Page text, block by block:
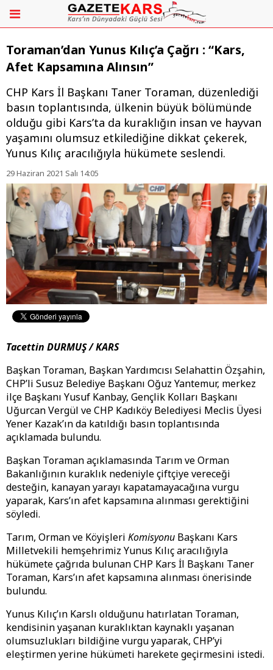
Toraman’dan Yunus Kılıç’a Çağrı : “Kars,
Afet Kapsamına Alınsın”
CHP Kars İl Başkanı Taner Toraman, düzenlediği
basın toplantısında, ülkenin büyük bölümünde
olduğu gibi Kars’ta da kuraklığın insan ve hayvan
yaşamını olumsuz etkilediğine dikkat çekerek,
Yunus Kılıç aracılığıyla hükümete seslendi.
29 Haziran 2021 Salı 14:05
Tacettin DURMUŞ / KARS
Başkan Toraman, Başkan Yardımcısı Selahattin Özşahin,
CHP’li Susuz Belediye Başkanı Oğuz Yantemur, merkez
ilçe Başkanı Yusuf Kanbay, Gençlik Kolları Başkanı
Uğurcan Vergül ve CHP Kadıköy Belediyesi Meclis Üyesi
Yener Kazak’ın da katıldığı basın toplantısında
açıklamada bulundu.
Başkan Toraman açıklamasında Tarım ve Orman
Bakanlığının kuraklık nedeniyle çiftçiye vereceği
desteğin, kanayan yarayı kapatamayacağına vurgu
yaparak, Kars’ın afet kapsamına alınması gerektiğini
söyledi.
Tarım, Orman ve Köyişleri Komisyonu Başkanı Kars
Milletvekili hemşehrimiz Yunus Kılıç aracılığıyla
hükümete çağrıda bulunan CHP Kars İl Başkanı Taner
Toraman, Kars’ın afet kapsamına alınması önerisinde
bulundu.
Yunus Kılıç’ın Karslı olduğunu hatırlatan Toraman,
kendisinin yaşanan kuraklıktan kaynaklı yaşanan
olumsuzlukları bildiğine vurgu yaparak, CHP’yi
eleştirmen yerine hükümeti harekete geçirmesini istedi.